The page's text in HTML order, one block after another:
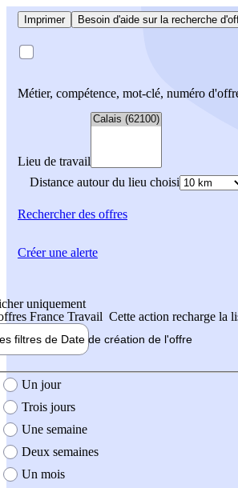
Imprimer Besoin d'aide sur la recherche
Métier, compétence, mot-clé, numéro
Lieu de travail
Distance autour du lieu choisi
Rechercherdes offres
uniquement
France Travail Cette action recharge la
filtres de Date de création de l'offre
création de l'offre
Un jour
Trois jours
Une semaine
Deux semaines
Un mois
Créer une alerte